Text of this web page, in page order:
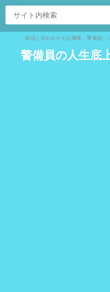
底辺と言われがちな職業、警備員
警備員の人生底